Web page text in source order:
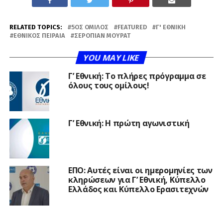
RELATED TOPICS: 5ΟΣ ΌΜΙΛΟΣ FEATURED
Γ' ΕΘΝΙΚΉ
ΕΘΝΙΚΌΣ ΠΕΙΡΑΙΆ
ΣΕΡΟΠΙΆΝ ΜΟΥΡΑΤ
YOU MAY LIKE
Γ’ Εθνική: Το πλήρες πρόγραμμα σε
όλους τους ομίλους!
Γ’ Εθνική: Η πρώτη αγωνιστική
ΕΠΟ: Αυτές είναι οι ημερομηνίες των
κληρώσεων για Γ’ Εθνική, Κύπελλο
Ελλάδος και Κύπελλο Ερασιτεχνών